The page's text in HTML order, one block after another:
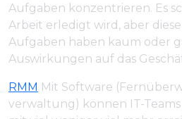
Aufgaben konzentrieren. Es
Arbeit erledigt wird, aber
Aufgaben haben kaum oder
Auswirkungen auf das
RMM Mit Software
verwaltung) können IT-